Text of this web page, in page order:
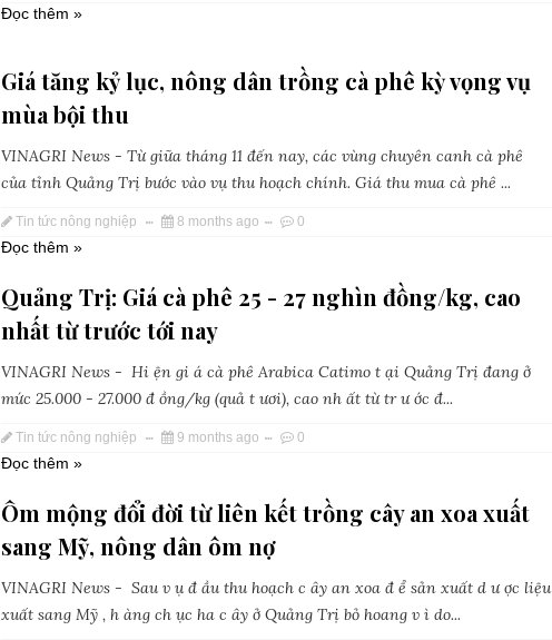
Đọc thêm »
Giá tăng kỷ lục, nông dân trồng cà phê kỳ vọng vụ
mùa bội thu
VINAGRI News - Từ giữa tháng 11 đến nay, các vùng chuyên canh cà phê
của tỉnh Quảng Trị bước vào vụ thu hoạch chính. Giá thu mua cà phê ...
Tin tức nông nghiệp 8 months ago 0
Đọc thêm »
Quảng Trị: Giá cà phê 25 - 27 nghìn đồng/kg, cao
nhất từ trước tới nay
VINAGRI News - Hi ện gi á cà phê Arabica Catimo t ại Quảng Trị đang ở
mức 25.000 - 27.000 đ ồng/kg (quả t ươi), cao nh ất từ tr ư ớc đ...
Tin tức nông nghiệp 9 months ago 0
Đọc thêm »
Ôm mộng đổi đời từ liên kết trồng cây an xoa xuất
sang Mỹ, nông dân ôm nợ
VINAGRI News - Sau v ụ đ ầu thu hoạch c ây an xoa đ ể sản xuất d ư ợc liệu
xuất sang Mỹ , h àng ch ục ha c ây ở Quảng Trị bỏ hoang v ì do...